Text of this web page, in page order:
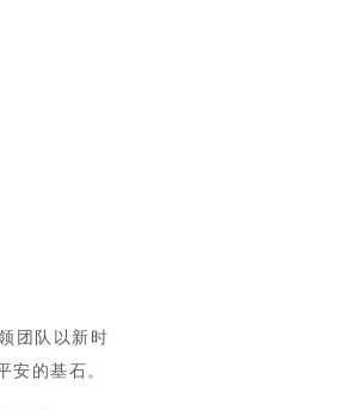
团队以新时
安的基石。